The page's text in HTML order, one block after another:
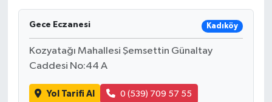
Gece Eczanesi Kadıköy
Kozyatağı Mahallesi Şemsettin Günaltay
Caddesi No:44 A
Yol Tarifi Al 0 (539) 709 57 55